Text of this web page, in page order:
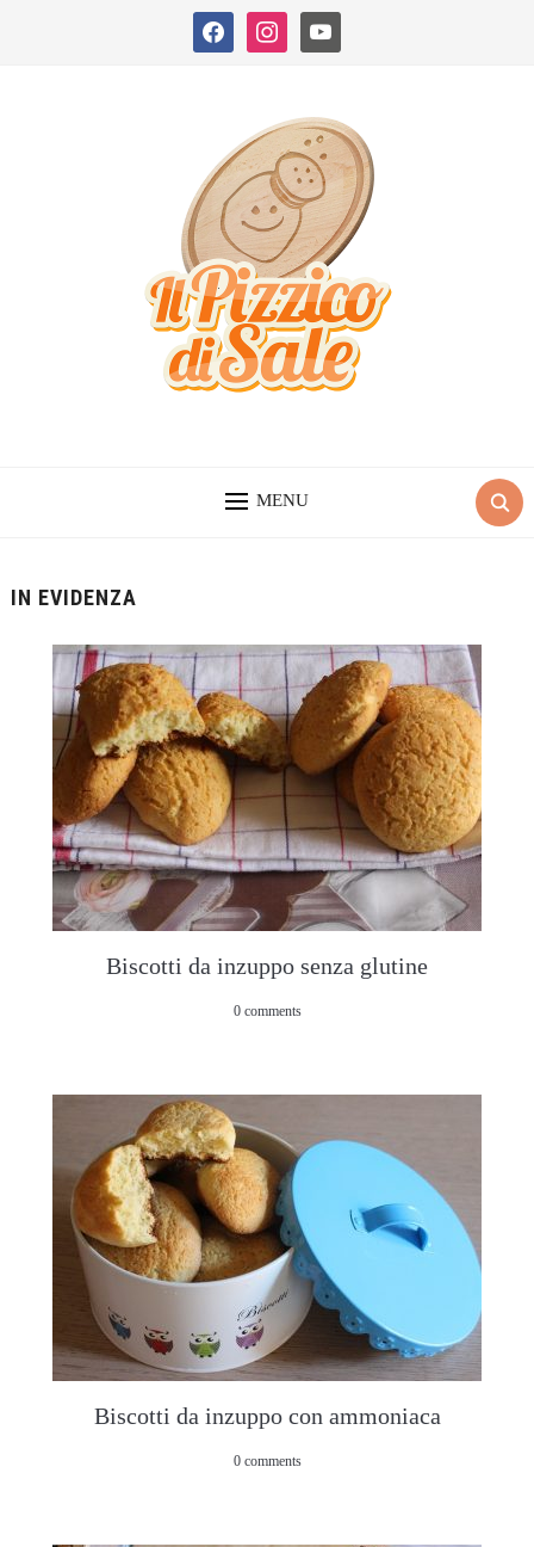
facebook instagram youtube
MENU
IN EVIDENZA
Biscotti da inzuppo senza glutine
0 comments
Biscotti da inzuppo con ammoniaca
0 comments